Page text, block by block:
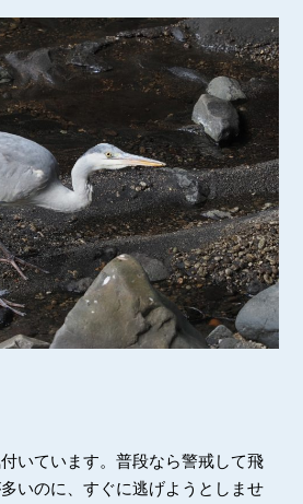
いています。普段なら警戒して飛
いのに、すぐに逃げようとしませ